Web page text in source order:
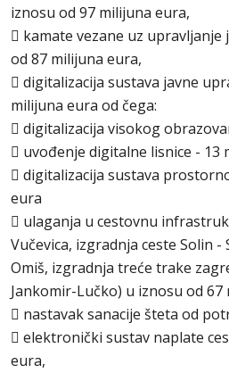
iznosu od 97 milijuna eura,
 kamate vezane uz
od 87 milijuna eura,
 digitalizacija sustava javne
milijuna eura od čega:
 digitalizacija visokog
 uvođenje digitalne lisnice - 13
 digitalizacija sustava
eura
 ulaganja u cestovnu
Vučevica, izgradnja ceste Solin -
Omiš, izgradnja treće trake
Jankomir-Lučko) u iznosu od 67
 nastavak sanacije šteta od
 elektronički sustav naplate
eura,